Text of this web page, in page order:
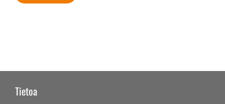
Tietoa